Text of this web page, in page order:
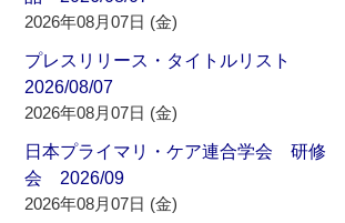
2026年08月07日 (金)
プレスリリース・タイトルリスト
2026/08/07
2026年08月07日 (金)
日本プライマリ・ケア連合学会 研修
会 2026/09
2026年08月07日 (金)